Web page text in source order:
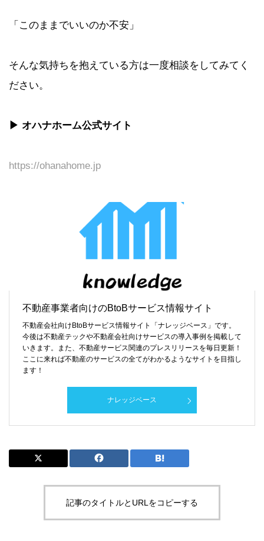
「このままでいいのか不安」
そんな気持ちを抱えている方は一度相談をしてみてく
ださい。
▶ オハナホーム公式サイト
https://ohanahome.jp
不動産事業者向けのBtoBサービス情報サイト
不動産会社向けBtoBサービス情報サイト「ナレッジベース」です。
今後は不動産テックや不動産会社向けサービスの導入事例を掲載して
いきます。また、不動産サービス関連のプレスリリースを毎日更新！
ここに来れば不動産のサービスの全てがわかるようなサイトを目指し
ます！
ナレッジベース
記事のタイトルとURLをコピーする